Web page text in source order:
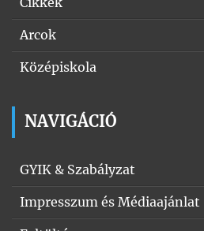
Arcok
Középiskola
NAVIGÁCIÓ
GYIK & Szabályzat
Impresszum és Médiaajánlat